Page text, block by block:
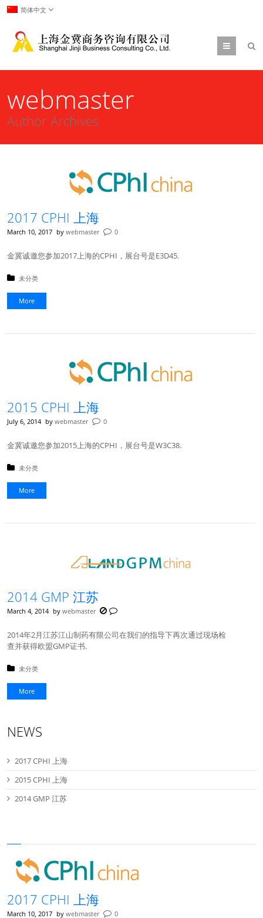
简体中文
Menu
webmaster
Author Archives
2017 CPHI 上海
March 10, 2017 by webmaster 0
金冀诚邀您参加2017上海的CPHI，展台号是E3D45.
Posted in:
未分类
More
2015 CPHI 上海
July 6, 2014 by webmaster 0
金冀诚邀您参加2015上海的CPHI，展台号是W3C38.
Posted in:
未分类
More
2014 GMP 江苏
March 4, 2014 by webmaster
2014年2月江苏江山制药有限公司在我们的指导下再次通过现场检
查并获得欧盟GMP证书.
Posted in:
未分类
More
NEWS
2017 CPHI 上海
2015 CPHI 上海
2014 GMP 江苏
2017 CPHI 上海
March 10, 2017 by webmaster 0